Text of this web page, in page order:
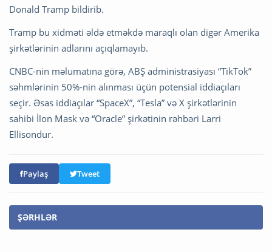
Donald Tramp bildirib.
Tramp bu xidməti əldə etməkdə maraqlı olan digər Amerika
şirkətlərinin adlarını açıqlamayıb.
CNBC-nin məlumatına görə, ABŞ administrasiyası “TikTok”
səhmlərinin 50%-nin alınması üçün potensial iddiaçıları
seçir. Əsas iddiaçılar “SpaceX”, “Tesla” və X şirkətlərinin
sahibi İlon Mask və “Oracle” şirkətinin rəhbəri Larri
Ellisondur.
Paylaş Tweet
ŞƏRHLƏR